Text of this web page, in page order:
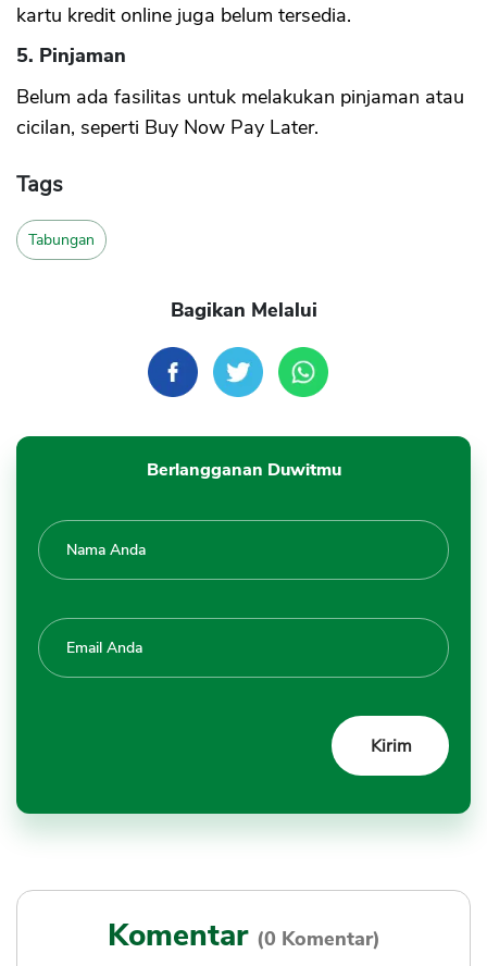
kartu kredit online juga belum tersedia.
5. Pinjaman
Belum ada fasilitas untuk melakukan pinjaman atau
cicilan, seperti Buy Now Pay Later.
Tags
Tabungan
Bagikan Melalui
Berlangganan Duwitmu
Komentar (0 Komentar)